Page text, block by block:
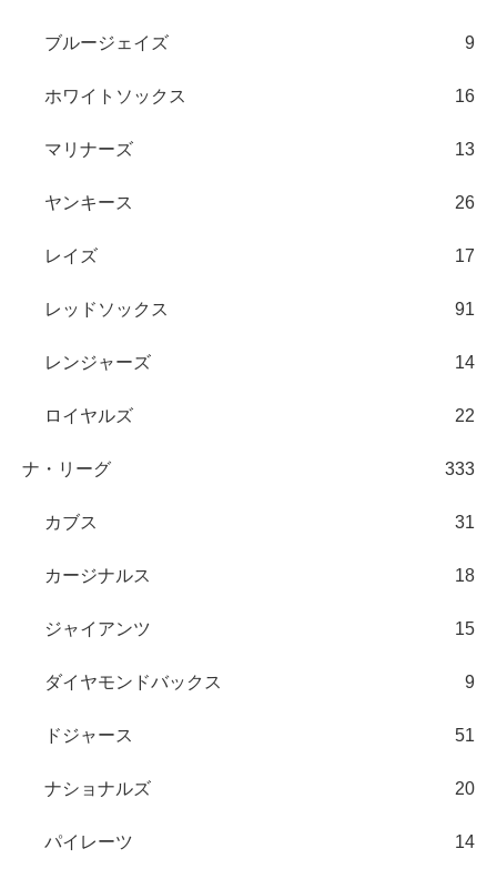
ブルージェイズ 9
ホワイトソックス 16
マリナーズ 13
ヤンキース 26
レイズ 17
レッドソックス 91
レンジャーズ 14
ロイヤルズ 22
ナ・リーグ 333
カブス 31
カージナルス 18
ジャイアンツ 15
ダイヤモンドバックス 9
ドジャース 51
ナショナルズ 20
パイレーツ 14